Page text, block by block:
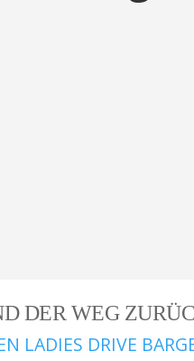
DER WEG
LADIES DRIVE